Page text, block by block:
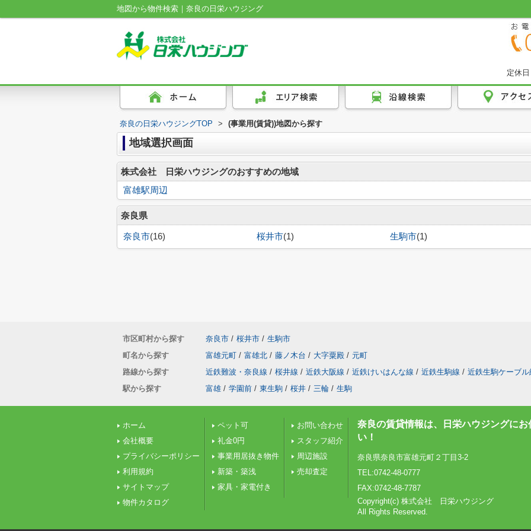
地図から物件検索｜奈良の日栄ハウジング
定休
奈良の日栄ハウジングTOP > (事業用(賃貸))地図から探す
地域選択画面
株式会社 日栄ハウジングのおすすめの地域
富雄駅周辺
奈良県
奈良市(16) 桜井市(1) 生駒市(1)
市区町村から探す 奈良市 / 桜井市 / 生駒市
町名から探す
富雄元町 / 富雄北 / 藤ノ木台 / 大字粟殿 / 元町
路線から探す
近鉄難波・奈良線 / 桜井線 / 近鉄大阪線 / 近鉄けいはんな線 / 近鉄生駒線 / 近鉄生駒ケーブル
駅から探す
富雄 / 学園前 / 東生駒 / 桜井 / 三輪 / 生駒
ホーム
会社概要
プライバシーポリシー
利用規約
サイトマップ
物件カタログ
ペット可
礼金0円
事業用居抜き物件
新築・築浅
家具・家電付き
お問い合わせ
スタッフ紹介
周辺施設
売却査定
奈良の賃貸情報は、日栄ハウジングにお
い！
奈良県奈良市富雄元町２丁目3-2
TEL:0742-48-0777
FAX:0742-48-7787
Copyright(c) 株式会社 日栄ハウジング
All Rights Reserved.